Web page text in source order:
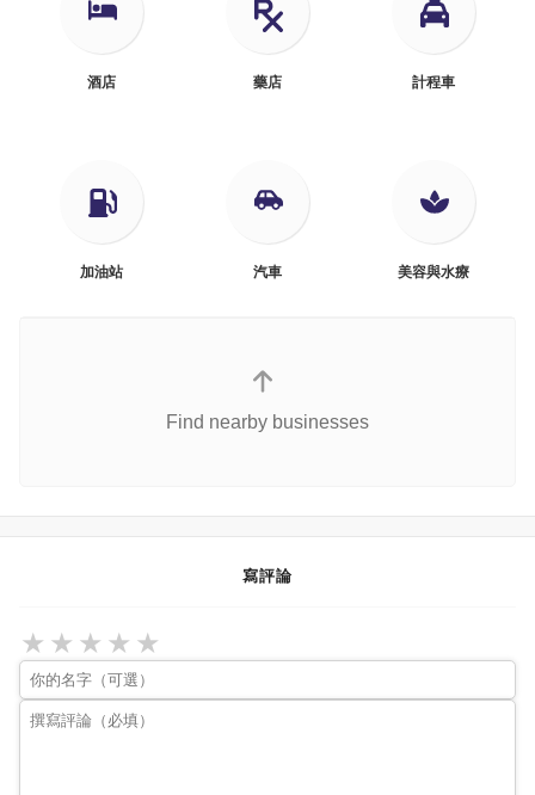
酒店 藥店 計程車
加油站 汽車 美容與水療
Find nearby businesses
寫評論
★
★
★
★
★